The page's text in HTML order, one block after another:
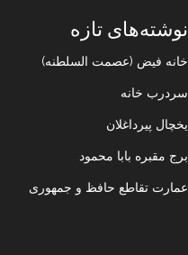
نوشته‌های تازه
خانه فیض (عصمت السلطنه)
سردرب خانه
یخچال پیرداغلان
برج مقبره بابا محمود
عمارت تقاطع حافظ و جمهوری